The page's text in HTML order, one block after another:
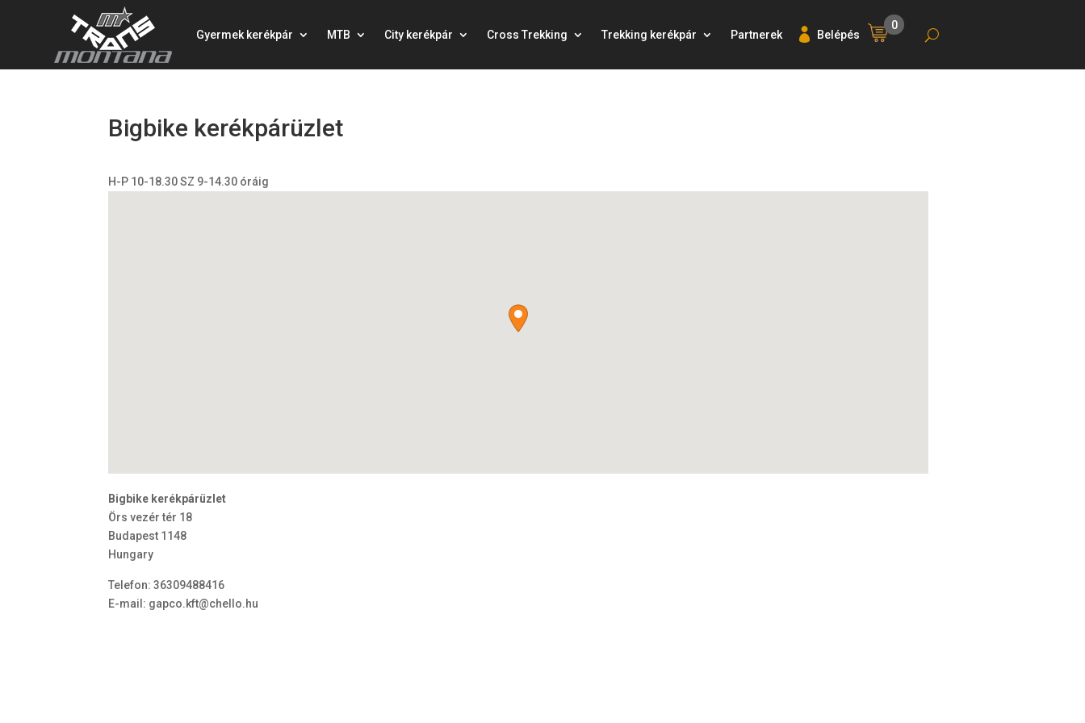
Gyermek kerékpár MTB City kerékpár Cross Trekking Trekking kerékpár Partnerek Belépés
0
Bigbike kerékpárüzlet
H-P 10-18.30 SZ 9-14.30 óráig
Bigbike kerékpárüzlet
Örs vezér tér 18
Budapest 1148
Hungary
Telefon:36309488416
E-mail: gapco.kft@chello.hu